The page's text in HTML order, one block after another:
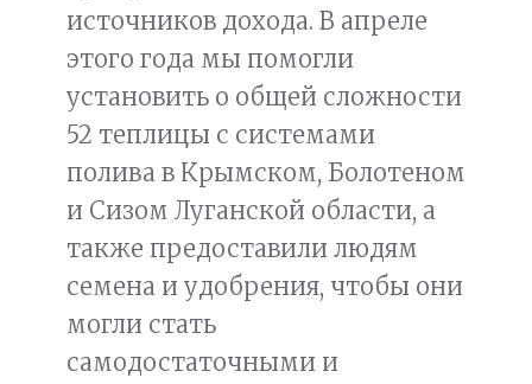
источников дохода. В апреле
этого года мы помогли
установить о общей сложности
52 теплицы с системами
полива в Крымском, Болотеном
и Сизом Луганской области, а
также предоставили людям
семена и удобрения, чтобы они
могли стать
самодостаточными и